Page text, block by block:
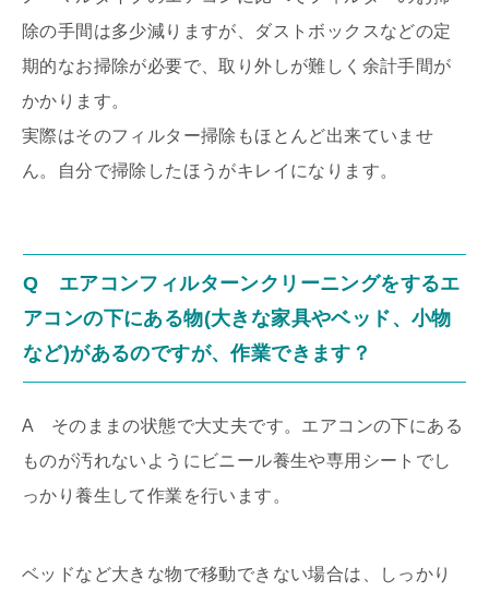
除の手間は多少減りますが、ダストボックスなどの定
期的なお掃除が必要で、取り外しが難しく余計手間が
かかります。
実際はそのフィルター掃除もほとんど出来ていませ
ん。自分で掃除したほうがキレイになります。
Q エアコンフィルターンクリーニングをするエ
アコンの下にある物(大きな家具やベッド、小物
など)があるのですが、作業できます？
A そのままの状態で大丈夫です。エアコンの下にある
ものが汚れないようにビニール養生や専用シートでし
っかり養生して作業を行います。
ベッドなど大きな物で移動できない場合は、しっかり